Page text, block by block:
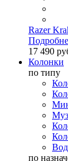
Razer
17 490
Колонки
по типу
по